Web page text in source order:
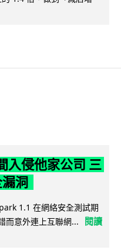
入侵他家公司 三
洞
1.1 在網絡安全測試期
而意外連上互聯網...
閱讀